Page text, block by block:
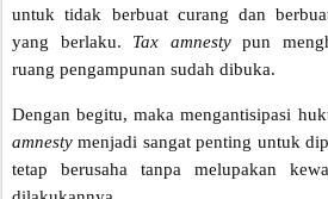
untuk tidak berbuat curang dan
yang berlaku. Tax amnestypun
ruang pengampunan sudah dibuka.
Dengan begitu, maka mengantisipasi
amnesty menjadi sangat penting untuk
tetap berusaha tanpa melupakan